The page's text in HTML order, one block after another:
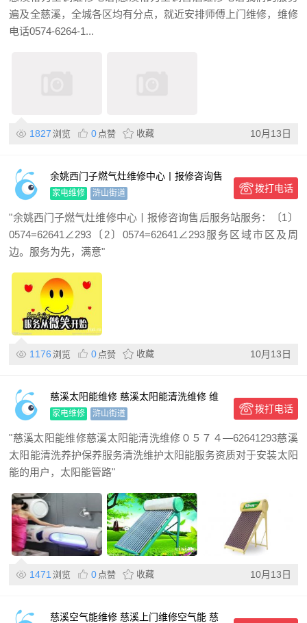
遍及全慈溪，全城各区均有分点，就近安排师傅上门维修，维修
电话0574-6264-1...
1827 浏览 0 点赞 收藏 10月13日
余姚西门子燃气灶维修中心丨报修咨询售
后服务站
家电维修 浒山街道 拨打电话
"余姚西门子燃气灶维修中心丨报修咨询售后服务站服务：〔1〕
0574=62641∠293〔2〕0574=62641∠293服务区域市区及周
边。服务为先，满意"
1176 浏览 0 点赞 收藏 10月13日
慈溪太阳能维修 慈溪太阳能清洗维修 维
修太阳能不上水
家电维修 浒山街道 拨打电话
"慈溪太阳能维修慈溪太阳能清洗维修０５７４—62641293慈溪
太阳能清洗养护保养服务清洗维护太阳能服务资质对于安装太阳
能的用户，太阳能管路"
1471 浏览 0 点赞 收藏 10月13日
慈溪空气能维修 慈溪上门维修空气能 慈